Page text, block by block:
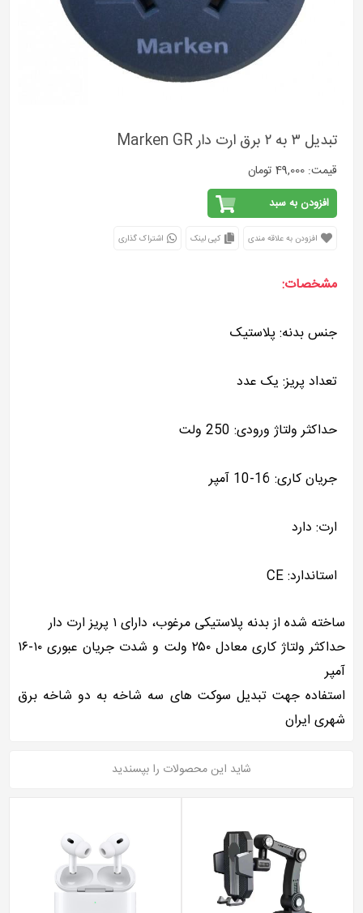
تبدیل ۳ به ۲ برق ارت دار Marken GR
قیمت: 49,000 تومان
افزودن به سبد
افزودن به علاقه مندی کپی لینک اشتراک گذاری
مشخصات:
جنس بدنه: پلاستیک
تعداد پریز: یک عدد
حداکثر ولتاژ ورودی: 250 ولت
جریان کاری: 16-10 آمپر
ارت: دارد
استاندارد: CE
ساخته شده از بدنه پلاستیکی مرغوب، دارای ۱ پریز ارت دار
حداکثر ولتاژ کاری معادل ۲۵۰ ولت و شدت جریان عبوری ۱۰-۱۶
آمپر
استفاده جهت تبدیل سوکت های سه شاخه به دو شاخه برق
شهری ایران
شاید این محصولات را بپسندید